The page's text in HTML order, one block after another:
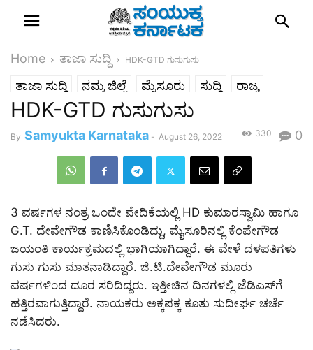
Home ತಾಜಾ ಸುದ್ದಿ HDK-GTD ಗುಸುಗುಸು
ತಾಜಾ ಸುದ್ದಿ ನಮ್ಮ ಜಿಲ್ಲೆ ಮೈಸೂರು ಸುದ್ದಿ ರಾಜ್ಯ
HDK-GTD ಗುಸುಗುಸು
By Samyukta Karnataka - August 26, 2022 0
330
3 ವರ್ಷಗಳ ನಂತ್ರ ಒಂದೇ ವೇದಿಕೆಯಲ್ಲಿ HD ಕುಮಾರಸ್ವಾಮಿ ಹಾಗೂ
G.T. ದೇವೇಗೌಡ ಕಾಣಿಸಿಕೊಂಡಿದ್ದು, ಮೈಸೂರಿನಲ್ಲಿ ಕೆಂಪೇಗೌಡ
ಜಯಂತಿ ಕಾರ್ಯಕ್ರಮದಲ್ಲಿ ಭಾಗಿಯಾಗಿದ್ದಾರೆ. ಈ ವೇಳೆ ದಳಪತಿಗಳು
ಗುಸು ಗುಸು ಮಾತನಾಡಿದ್ದಾರೆ. ಜಿ.ಟಿ.ದೇವೇಗೌಡ ಮೂರು
ವರ್ಷಗಳಿಂದ ದೂರ ಸರಿದಿದ್ದರು. ಇತ್ತೀಚಿನ ದಿನಗಳಲ್ಲಿ ಜೆಡಿಎಸ್​ಗೆ
ಹತ್ತಿರವಾಗುತ್ತಿದ್ದಾರೆ. ನಾಯಕರು ಅಕ್ಕಪಕ್ಕ ಕೂತು ಸುದೀರ್ಘ ಚರ್ಚೆ
ನಡೆಸಿದರು.